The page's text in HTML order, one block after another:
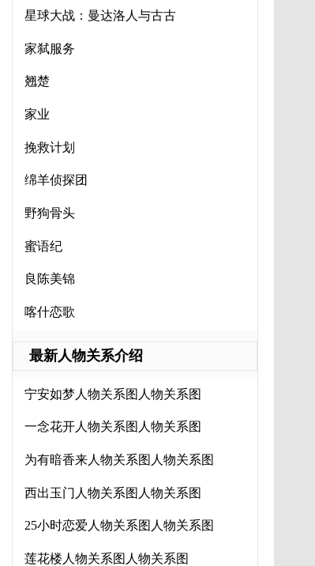
星球大战：曼达洛人与古古
家弑服务
翘楚
家业
挽救计划
绵羊侦探团
野狗骨头
蜜语纪
良陈美锦
喀什恋歌
最新人物关系介绍
宁安如梦人物关系图人物关系图
一念花开人物关系图人物关系图
为有暗香来人物关系图人物关系图
西出玉门人物关系图人物关系图
25小时恋爱人物关系图人物关系图
莲花楼人物关系图人物关系图